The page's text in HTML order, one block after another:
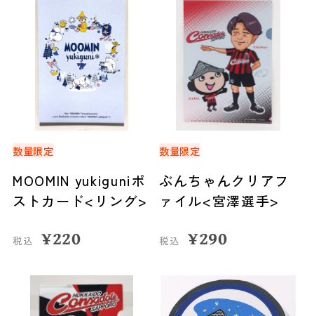
数量限定
MOOMIN yukiguniポ
ストカード<リング>
税込 ¥220
数量限定
ぶんちゃんクリアフ
ァイル<宮澤選手>
税込 ¥290